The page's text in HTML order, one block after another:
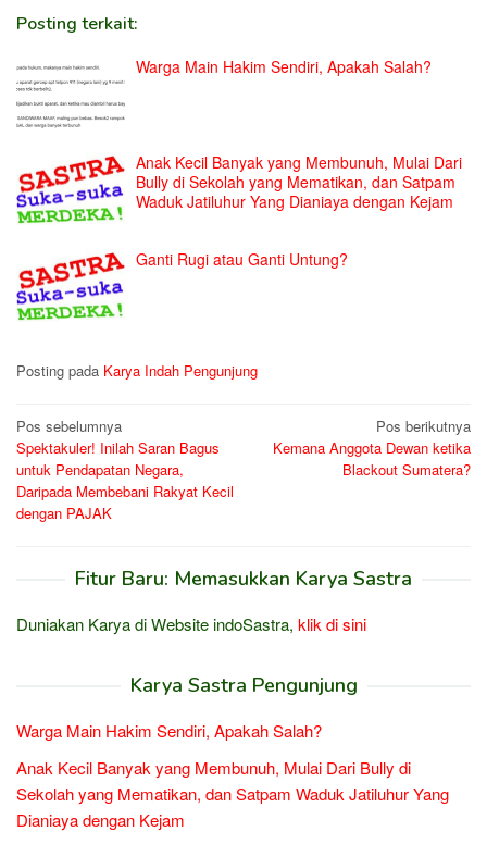
Posting terkait:
Warga Main Hakim Sendiri, Apakah Salah?
Anak Kecil Banyak yang Membunuh, Mulai Dari
Bully di Sekolah yang Mematikan, dan Satpam
Waduk Jatiluhur Yang Dianiaya dengan Kejam
Ganti Rugi atau Ganti Untung?
Posting pada Karya Indah Pengunjung
Navigasi
pos
Pos sebelumnya
Spektakuler! Inilah Saran Bagus
untuk Pendapatan Negara,
Daripada Membebani Rakyat Kecil
dengan PAJAK
Pos berikutnya
Kemana Anggota Dewan ketika
Blackout Sumatera?
Fitur Baru: Memasukkan Karya Sastra
Duniakan Karya di Website indoSastra, klik di sini
Karya Sastra Pengunjung
Warga Main Hakim Sendiri, Apakah Salah?
Anak Kecil Banyak yang Membunuh, Mulai Dari Bully di
Sekolah yang Mematikan, dan Satpam Waduk Jatiluhur Yang
Dianiaya dengan Kejam